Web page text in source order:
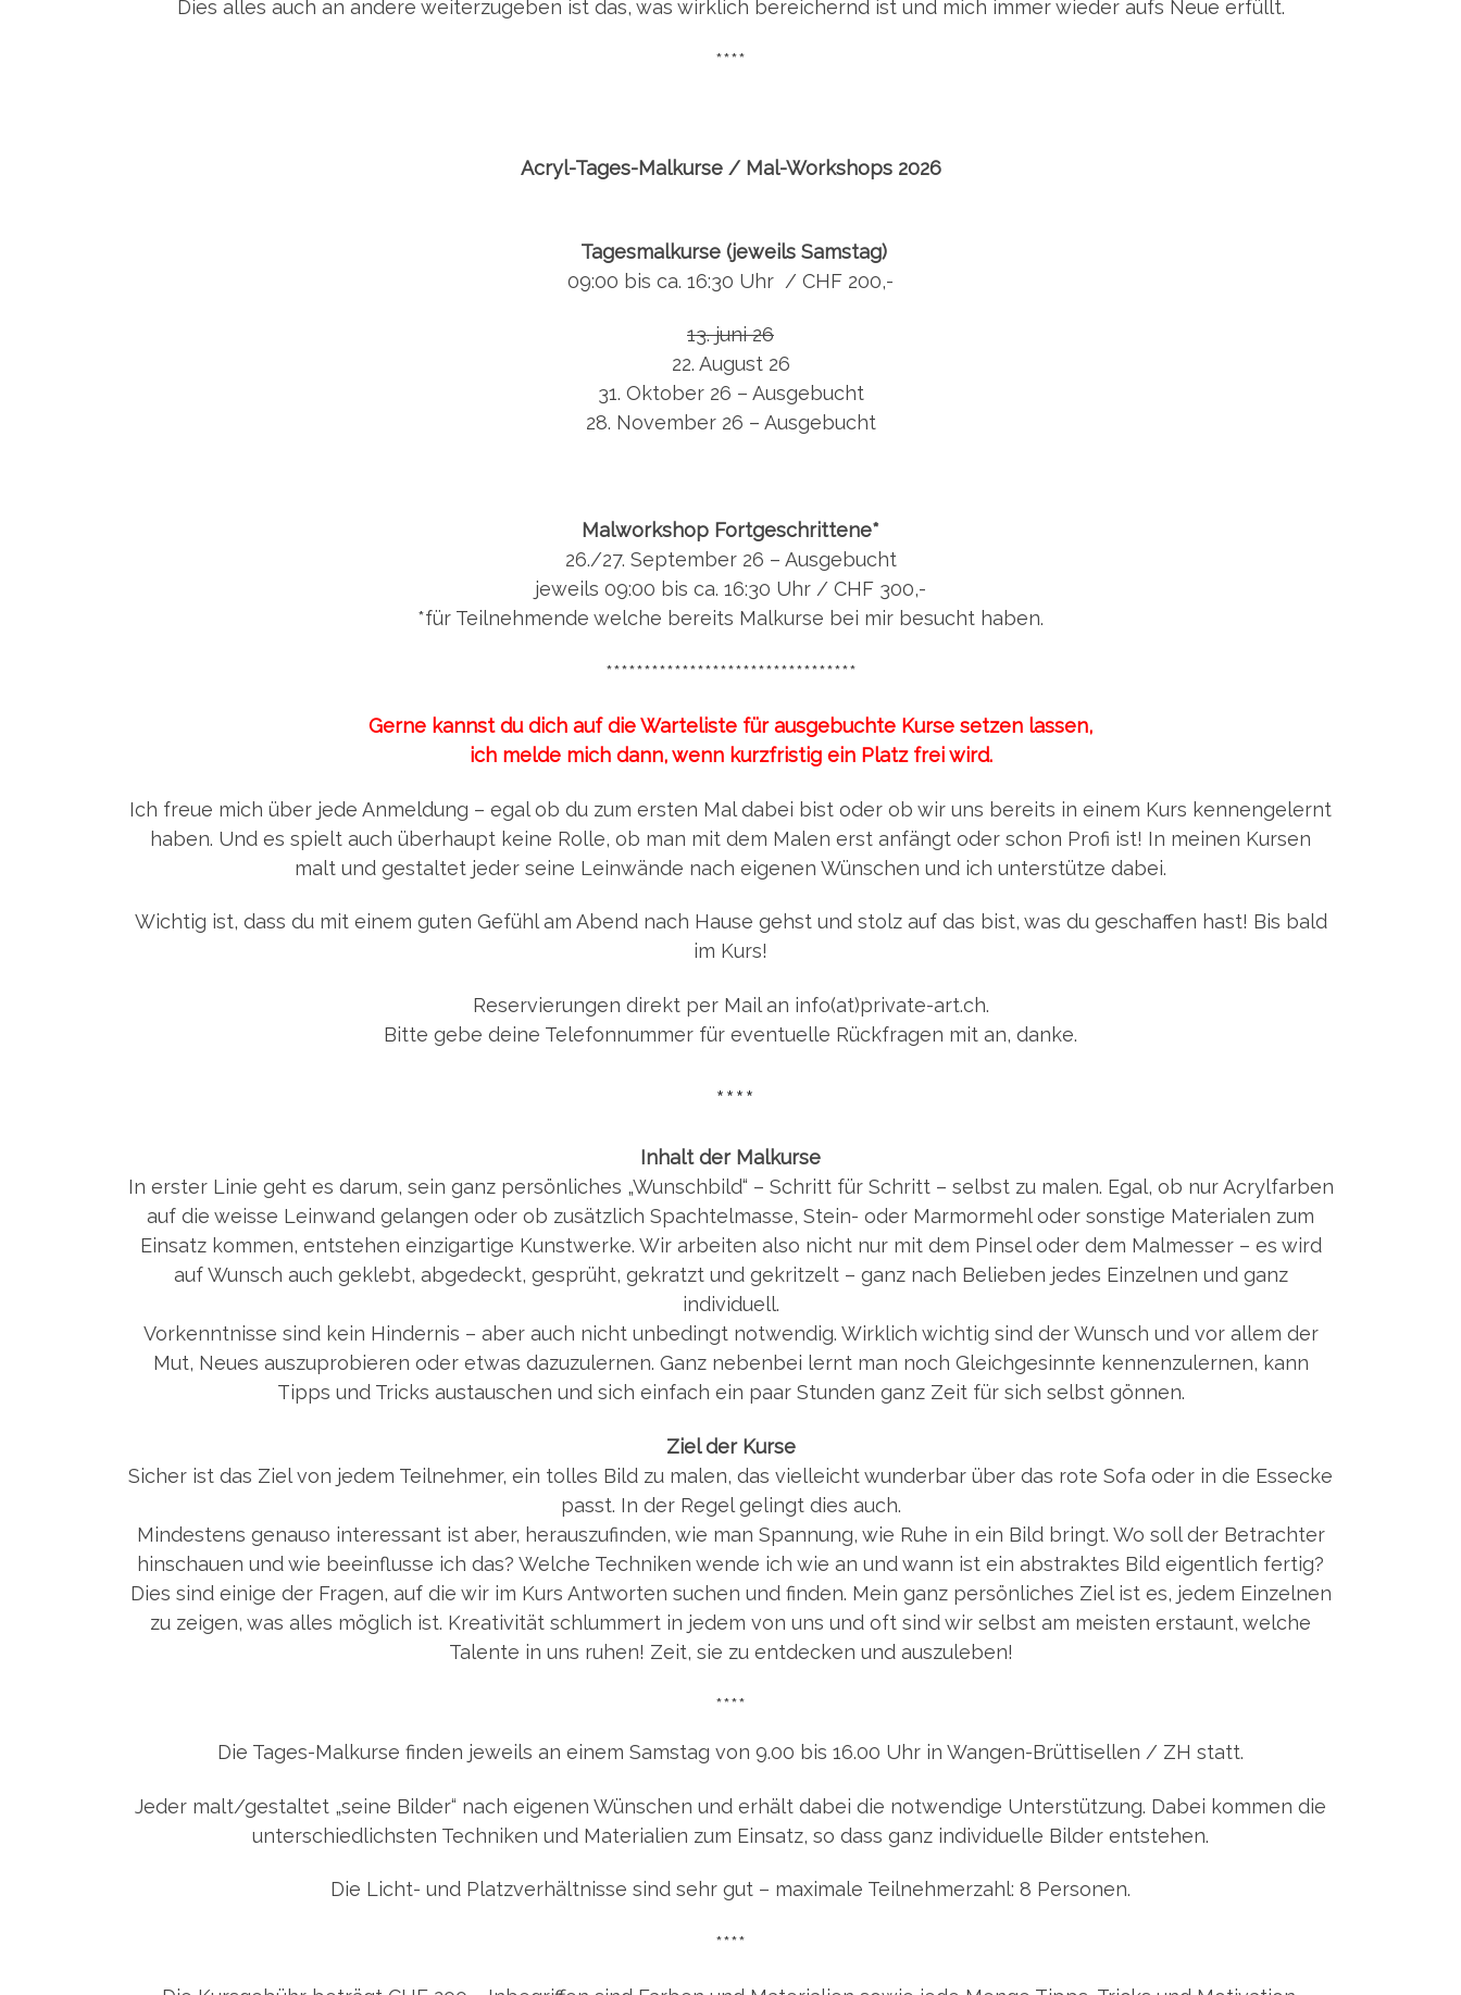
Dies alles auch an andere weiterzugeben ist das, was wirklich bereichernd ist und mich immer wieder aufs Neue erfüllt.
****
Acryl-Tages-Malkurse / Mal-Workshops 2026
Tagesmalkurse (jeweils Samstag)
09:00 bis ca. 16:30 Uhr / CHF 200,-
13. juni 26
22. August 26
31. Oktober 26 – Ausgebucht
28. November 26 – Ausgebucht
Malworkshop Fortgeschrittene*
26./27. September 26 – Ausgebucht
jeweils 09:00 bis ca. 16:30 Uhr / CHF 300,-
*für Teilnehmende welche bereits Malkurse bei mir besucht haben.
*********************************
Gerne kannst du dich auf die Warteliste für ausgebuchte Kurse setzen lassen,
ich melde mich dann, wenn kurzfristig ein Platz frei wird.
Ich freue mich über jede Anmeldung – egal ob du zum ersten Mal dabei bist oder ob wir uns bereits in einem Kurs kennengelernt
haben. Und es spielt auch überhaupt keine Rolle, ob man mit dem Malen erst anfängt oder schon Profi ist! In meinen Kursen
malt und gestaltet jeder seine Leinwände nach eigenen Wünschen und ich unterstütze dabei.
Wichtig ist, dass du mit einem guten Gefühl am Abend nach Hause gehst und stolz auf das bist, was du geschaffen hast! Bis bald
im Kurs!
Reservierungen direkt per Mail an info(at)private-art.ch.
Bitte gebe deine Telefonnummer für eventuelle Rückfragen mit an, danke.
****
Inhalt der Malkurse
In erster Linie geht es darum, sein ganz persönliches „Wunschbild“ – Schritt für Schritt – selbst zu malen. Egal, ob nur Acrylfarben
auf die weisse Leinwand gelangen oder ob zusätzlich Spachtelmasse, Stein- oder Marmormehl oder sonstige Materialen zum
Einsatz kommen, entstehen einzigartige Kunstwerke. Wir arbeiten also nicht nur mit dem Pinsel oder dem Malmesser – es wird
auf Wunsch auch geklebt, abgedeckt, gesprüht, gekratzt und gekritzelt – ganz nach Belieben jedes Einzelnen und ganz
individuell.
Vorkenntnisse sind kein Hindernis – aber auch nicht unbedingt notwendig. Wirklich wichtig sind der Wunsch und vor allem der
Mut, Neues auszuprobieren oder etwas dazuzulernen. Ganz nebenbei lernt man noch Gleichgesinnte kennenzulernen, kann
Tipps und Tricks austauschen und sich einfach ein paar Stunden ganz Zeit für sich selbst gönnen.
Ziel der Kurse
Sicher ist das Ziel von jedem Teilnehmer, ein tolles Bild zu malen, das vielleicht wunderbar über das rote Sofa oder in die Essecke
passt. In der Regel gelingt dies auch.
Mindestens genauso interessant ist aber, herauszufinden, wie man Spannung, wie Ruhe in ein Bild bringt. Wo soll der Betrachter
hinschauen und wie beeinflusse ich das? Welche Techniken wende ich wie an und wann ist ein abstraktes Bild eigentlich fertig?
Dies sind einige der Fragen, auf die wir im Kurs Antworten suchen und finden. Mein ganz persönliches Ziel ist es, jedem Einzelnen
zu zeigen, was alles möglich ist. Kreativität schlummert in jedem von uns und oft sind wir selbst am meisten erstaunt, welche
Talente in uns ruhen! Zeit, sie zu entdecken und auszuleben!
****
Die Tages-Malkurse finden jeweils an einem Samstag von 9.00 bis 16.00 Uhr in Wangen-Brüttisellen / ZH statt.
Jeder malt/gestaltet „seine Bilder“ nach eigenen Wünschen und erhält dabei die notwendige Unterstützung. Dabei kommen die
unterschiedlichsten Techniken und Materialien zum Einsatz, so dass ganz individuelle Bilder entstehen.
Die Licht- und Platzverhältnisse sind sehr gut – maximale Teilnehmerzahl: 8 Personen.
****